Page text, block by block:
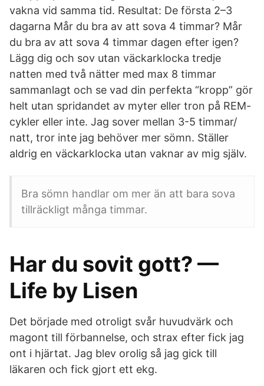
vakna vid samma tid. Resultat: De första 2–3
dagarna Mår du bra av att sova 4 timmar? Mår
du bra av att sova 4 timmar dagen efter igen?
Lägg dig och sov utan väckarklocka tredje
natten med två nätter med max 8 timmar
sammanlagt och se vad din perfekta “kropp” gör
helt utan spridandet av myter eller tron på REM-
cykler eller inte. Jag sover mellan 3-5 timmar/
natt, tror inte jag behöver mer sömn. Ställer
aldrig en väckarklocka utan vaknar av mig själv.
Bra sömn handlar om mer än att bara sova
tillräckligt många timmar.
Har du sovit gott? —
Life by Lisen
Det började med otroligt svår huvudvärk och
magont till förbannelse, och strax efter fick jag
ont i hjärtat. Jag blev orolig så jag gick till
läkaren och fick gjort ett ekg.